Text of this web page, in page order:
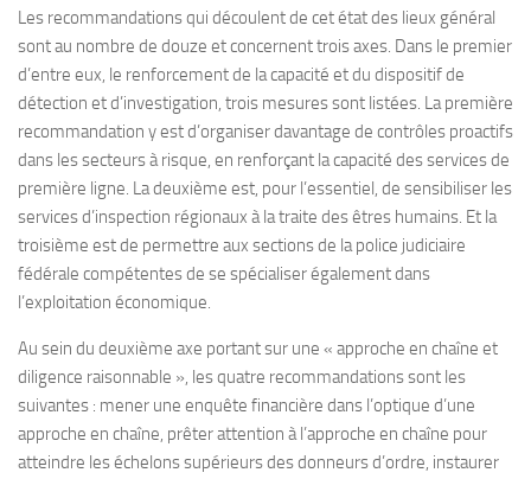
Les recommandations qui découlent de cet état des lieux général
sont au nombre de douze et concernent trois axes. Dans le premier
d’entre eux, le renforcement de la capacité et du dispositif de
détection et d’investigation, trois mesures sont listées. La première
recommandation y est d’organiser davantage de contrôles proactifs
dans les secteurs à risque, en renforçant la capacité des services de
première ligne. La deuxième est, pour l’essentiel, de sensibiliser les
services d’inspection régionaux à la traite des êtres humains. Et la
troisième est de permettre aux sections de la police judiciaire
fédérale compétentes de se spécialiser également dans
l’exploitation économique.
Au sein du deuxième axe portant sur une « approche en chaîne et
diligence raisonnable », les quatre recommandations sont les
suivantes : mener une enquête financière dans l’optique d’une
approche en chaîne, prêter attention à l’approche en chaîne pour
atteindre les échelons supérieurs des donneurs d’ordre, instaurer